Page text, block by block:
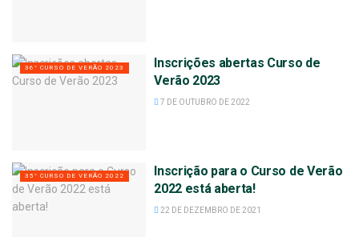
36° CURSO DE VERÃO 2023
Inscrições abertas Curso de
Verão 2023
7 DE OUTUBRO DE 2022
35° CURSO DE VERÃO 2022
Inscrição para o Curso de Verão
2022 está aberta!
22 DE DEZEMBRO DE 2021